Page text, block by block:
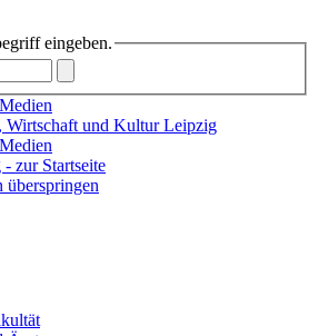
eingeben.
Wirtschaft und Kultur Leipzig
überspringen